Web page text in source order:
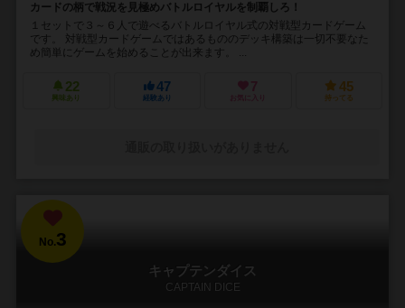
カードの柄で戦況を見極めバトルロイヤルを制覇しろ！
１セットで３～６人で遊べるバトルロイヤル式の対戦型カードゲーム
です。 対戦型カードゲームではあるもののデッキ構築は一切不要なた
め簡単にゲームを始めることが出来ます。 ...
22
興味あり
47
経験あり
7
お気に入り
45
持ってる
No.3
キャプテンダイス
CAPTAIN DICE